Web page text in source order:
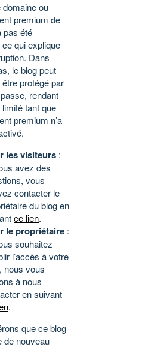
domaine ou
premium de
pas été
qui explique
Dans
le blog peut
protégé par
rendant
tant que
premium n’a
les visiteurs :
avez des
vous
contacter le
du blog en
ce lien.
le propriétaire :
souhaitez
l’accès à votre
nous vous
à nous
en suivant
.
que ce blog
de nouveau